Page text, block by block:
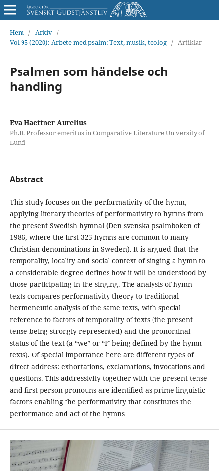
Hem / Arkiv /
Vol 95 (2020): Arbete med psalm: Text, musik, teolog / Artiklar
Psalmen som händelse och
handling
Eva Haettner Aurelius
Ph.D. Professor emeritus in Comparative Literature University of
Lund
Abstract
This study focuses on the performativity of the hymn,
applying literary theories of performativity to hymns from
the present Swedish hymnal (Den svenska psalmboken of
1986, where the first 325 hymns are common to many
Christian denominations in Sweden). It is argued that the
temporality, locality and social context of singing a hymn to
a considerable degree defines how it will be understood by
those participating in the singing. The analysis of hymn
texts compares performativity theory to traditional
hermeneutic analysis of the same texts, with special
reference to factors of temporality of texts (the present
tense being strongly represented) and the pronominal
status of the text (a “we” or “I” being defined by the hymn
texts). Of special importance here are different types of
direct address: exhortations, exclamations, invocations and
questions. This addressivity together with the present tense
and first person pronouns are identified as prime linguistic
factors enabling the performativity that constitutes the
performance and act of the hymns